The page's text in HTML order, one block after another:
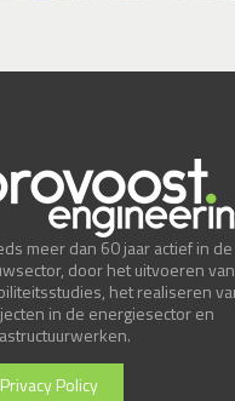
meer dan 60 jaar actief in de
door het uitvoeren van
het realiseren
in de energiesector en
Privacy Policy